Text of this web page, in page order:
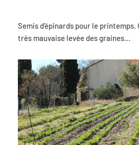
Semis d’épinards pour le printemps.
très mauvaise levée des graines…